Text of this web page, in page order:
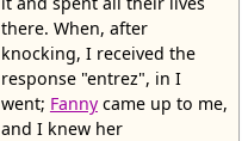
there. When, after
knocking, I received the
response "entrez", in I
went; Fannycame up to me,
and I knew her